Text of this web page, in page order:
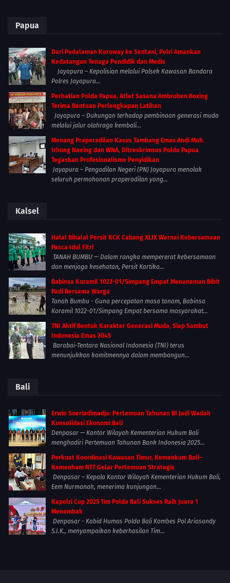
Papua
Dari Pedalaman Koroway ke Sentani, Polri Amankan
Kedatangan Tenaga Pendidik dan Medis
Jayapura – Kepolisian melalui Polsek Kawasan Bandara
Polres Jayapura...
Perhatian Polda Papua, Atlet Sasana Ambroben Boxing
Terima Bantuan Perlengkapan Latihan
Jayapura – Dukungan terhadap pembinaan generasi muda
melalui jalur olahraga kembali...
Menang Praperadilan Kasus Tambang Emas Andi Muh.
Irhong Naeing dan WNA, Ditreskrimsus Polda Papua
Tegaskan Profesionalisme Penyidikan
Jayapura – Pengadilan Negeri (PN) Jayapura menolak
seluruh permohonan praperadilan yang...
Kalsel
Halal Bihalal Persit KCK Cabang XLIX Warnai Kebersamaan
Pasca Idul Fitri
TANAH BUMBU — Dalam rangka mempererat kebersamaan
dan menjaga kesehatan, Persit Kartika...
Babinsa Koramil 1022-01/Simpang Empat Menanaman Bibit
Padi Bersama Warga
Tanah Bumbu - Guna percepatan masa tanam, Babinsa
Koramil 1022-01/Simpang Empat bersama masyarakat...
TNI Aktif Bentuk Karakter Generasi Muda, Siap Sambut
Indonesia Emas 2045
Barabai-Tentara Nasional Indonesia (TNI) terus
menunjukkan komitmennya dalam membangun...
Bali
Erwin Soeriadimadja: Pertemuan Tahunan BI Jadi Wadah
Konsolidasi Ekonomi Bali
Denpasar — Kantor Wilayah Kementerian Hukum Bali
menghadiri Pertemuan Tahunan Bank Indonesia 2025...
Perkuat Koordinasi Kawasan Timur, Kemenkum Bali–
Kemenham NTT Gelar Pertemuan Strategis
Denpasar – Kepala Kantor Wilayah Kementerian Hukum Bali,
Eem Nurmanah, menerima kunjungan...
Kapolri Cup 2025 Tim Polda Bali Sukses Raih Juara 1
Menembak
Denpasar - Kabid Humas Polda Bali Kombes Pol Ariasandy
S.I.K., menyampaikan keberhasilan Tim...